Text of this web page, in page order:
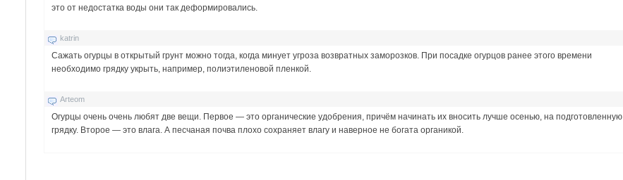
это от недостатка воды они так деформировались.
katrin
Сажать огурцы в открытый грунт можно тогда, когда минует угроза возвратных заморозков. При посадке огурцов ранее этого времени
необходимо грядку укрыть, например, полиэтиленовой пленкой.
Arteom
Огурцы очень очень любят две вещи. Первое — это органические удобрения, причём начинать их вносить лучше осенью, на подготовленную
грядку. Второе — это влага. А песчаная почва плохо сохраняет влагу и наверное не богата органикой.